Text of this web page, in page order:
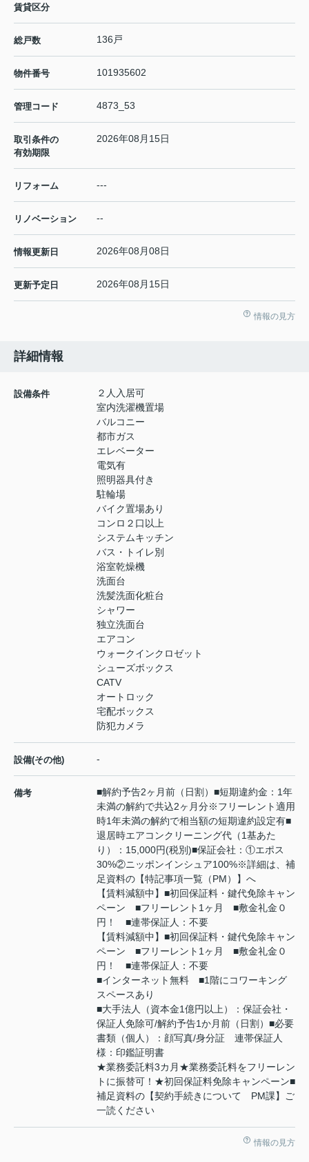
賃貸区分
総戸数 136戸
物件番号 101935602
管理コード 4873_53
取引条件の
有効期限
2026年08月15日
リフォーム ---
リノベーション --
情報更新日 2026年08月08日
更新予定日 2026年08月15日
情報の見方
詳細情報
設備条件
２人入居可
室内洗濯機置場
バルコニー
都市ガス
エレベーター
電気有
照明器具付き
駐輪場
バイク置場あり
コンロ２口以上
システムキッチン
バス・トイレ別
浴室乾燥機
洗面台
洗髪洗面化粧台
シャワー
独立洗面台
エアコン
ウォークインクロゼット
シューズボックス
CATV
オートロック
宅配ボックス
防犯カメラ
設備(その他) -
備考
■解約予告2ヶ月前（日割）■短期違約金：1年
未満の解約で共込2ヶ月分※フリーレント適用
時1年未満の解約で相当額の短期違約設定有■
退居時エアコンクリーニング代（1基あた
り）：15,000円(税別)■保証会社：①エポス
30%②ニッポンインシュア100%※詳細は、補
足資料の【特記事項一覧（PM）】へ
【賃料減額中】■初回保証料・鍵代免除キャン
ペーン ■フリーレント1ヶ月 ■敷金礼金０
円！ ■連帯保証人：不要
【賃料減額中】■初回保証料・鍵代免除キャン
ペーン ■フリーレント1ヶ月 ■敷金礼金０
円！ ■連帯保証人：不要
■インターネット無料 ■1階にコワーキング
スペースあり
■大手法人（資本金1億円以上）：保証会社・
保証人免除可/解約予告1か月前（日割）■必要
書類（個人）：顔写真/身分証 連帯保証人
様：印鑑証明書
★業務委託料3カ月★業務委託料をフリーレン
トに振替可！★初回保証料免除キャンペーン■
補足資料の【契約手続きについて PM課】ご
一読ください
情報の見方